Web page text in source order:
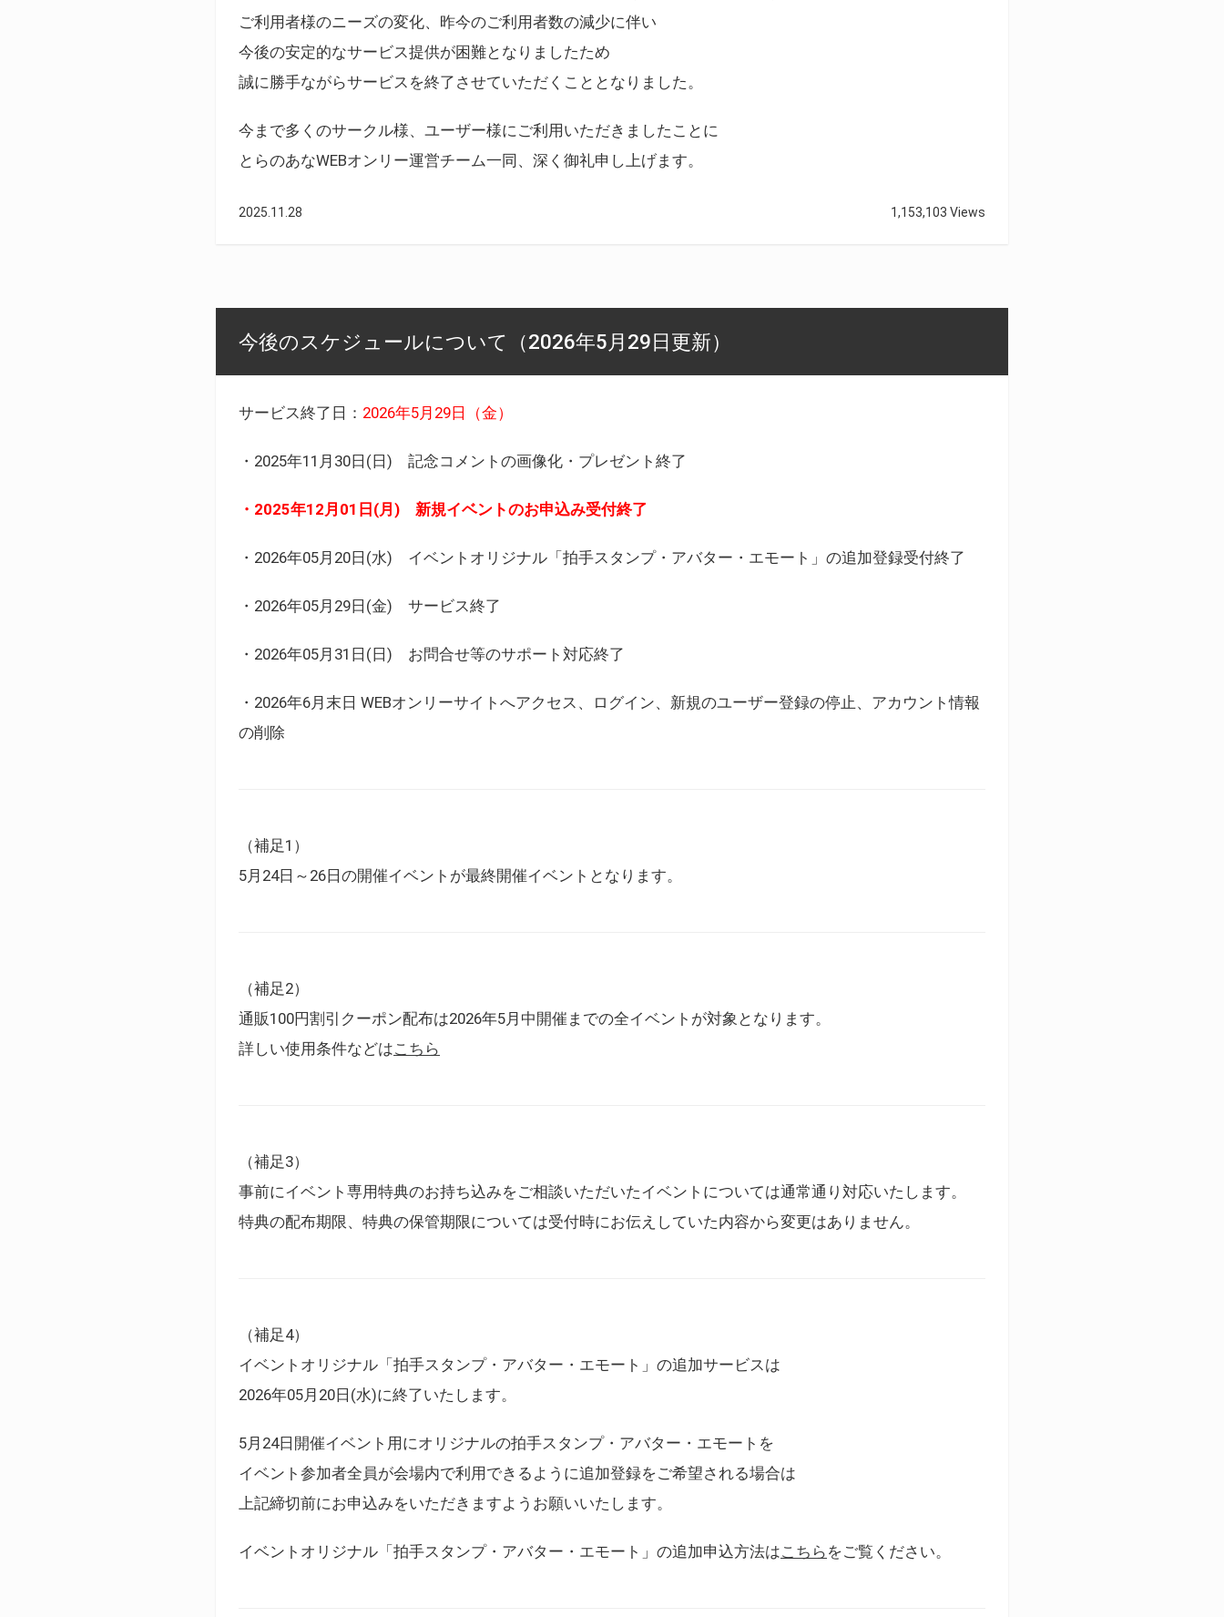
ご利用者様のニーズの変化、昨今のご利用者数の減少に伴い
今後の安定的なサービス提供が困難となりましたため
誠に勝手ながらサービスを終了させていただくこととなりました。
今まで多くのサークル様、ユーザー様にご利用いただきましたことに
とらのあなWEBオンリー運営チーム一同、深く御礼申し上げます。
2025.11.28 1,153,103 Views
今後のスケジュールについて（2026年5月29日更新）
サービス終了日： 2026年5月29日（金）
・2025年11月30日(日) 記念コメントの画像化・プレゼント終了
・2025年12月01日(月) 新規イベントのお申込み受付終了
・2026年05月20日(水) イベントオリジナル「拍手スタンプ・アバター・エモート」の追加登録受付終了
・2026年05月29日(金) サービス終了
・2026年05月31日(日) お問合せ等のサポート対応終了
・2026年6月末日 WEBオンリーサイトへアクセス、ログイン、新規のユーザー登録の停止、アカウント情報
の削除
（補足1）
5月24日～26日の開催イベントが最終開催イベントとなります。
（補足2）
通販100円割引クーポン配布は2026年5月中開催までの全イベントが対象となります。
詳しい使用条件などはこちら
（補足3）
事前にイベント専用特典のお持ち込みをご相談いただいたイベントについては通常通り対応いたします。
特典の配布期限、特典の保管期限については受付時にお伝えしていた内容から変更はありません。
（補足4）
イベントオリジナル「拍手スタンプ・アバター・エモート」の追加サービスは
2026年05月20日(水)に終了いたします。
5月24日開催イベント用にオリジナルの拍手スタンプ・アバター・エモートを
イベント参加者全員が会場内で利用できるように追加登録をご希望される場合は
上記締切前にお申込みをいただきますようお願いいたします。
イベントオリジナル「拍手スタンプ・アバター・エモート」の追加申込方法はこちら をご覧ください。